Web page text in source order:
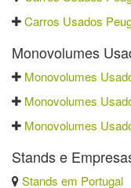
Carros Usados
Monovolumes
Monovolumes
Monovolumes
Monovolumes
Stands e
Stands em Portugal